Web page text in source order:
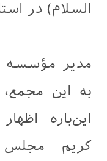
السلام) در
مدیر مؤسسه
به این
این‌باره
کریم مجلس